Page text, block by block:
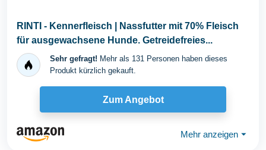
RINTI - Kennerfleisch | Nassfutter mit 70% Fleisch
für ausgewachsene Hunde. Getreidefreies...
Sehr gefragt! Mehr als 131 Personen haben dieses
Produkt kürzlich gekauft.
Zum Angebot
Mehr anzeigen ⏷